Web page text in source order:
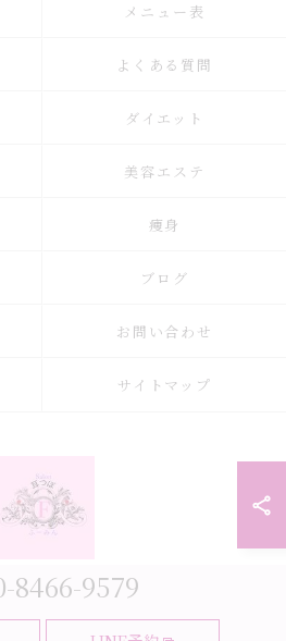
8466-9579
メニュー表
よくある質問
ダイエット
美容エステ
痩身
ブログ
お問い合わせ
サイトマップ
ら耳つぼダイエットサロンふーみん ALL